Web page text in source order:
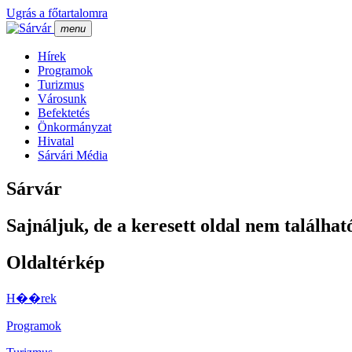
Ugrás a főtartalomra
menu
Hí­rek
Programok
Turizmus
Városunk
Befektetés
Önkormányzat
Hivatal
Sárvári Média
Sárvár
Sajnáljuk, de a keresett oldal nem
Oldaltérkép
H��rek
Programok